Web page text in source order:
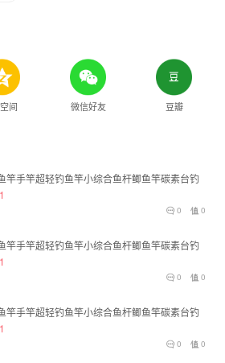
间 微信好友 豆瓣
竿手竿超轻钓鱼竿小综合鱼杆鲫鱼竿碳素台钓
0
0
竿手竿超轻钓鱼竿小综合鱼杆鲫鱼竿碳素台钓
0
0
竿手竿超轻钓鱼竿小综合鱼杆鲫鱼竿碳素台钓
0
0